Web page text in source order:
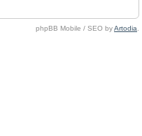
phpBB Mobile / SEO byArtodia